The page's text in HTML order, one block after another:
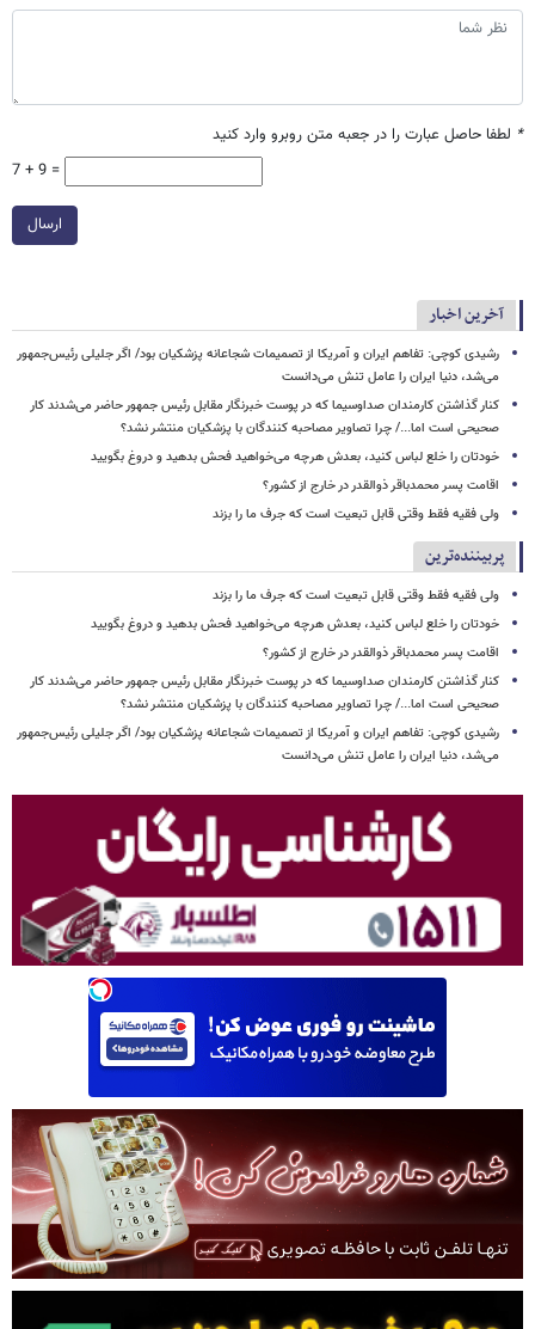
* لطفا حاصل عبارت را در جعبه متن روبرو وارد کنید
7 + 9 =
ارسال
آخرین اخبار
رشیدی کوچی: تفاهم ایران و آمریکا از تصمیمات شجاعانه پزشکیان بود/ اگر جلیلی رئیس‌جمهور
می‌شد، دنیا ایران را عامل تنش می‌دانست
کنار گذاشتن کارمندان صداوسیما که در پوست خبرنگار مقابل رئیس جمهور حاضر می‌شدند کار
صحیحی است اما.../ چرا تصاویر مصاحبه کنندگان با پزشکیان منتشر نشد؟
خودتان را خلع لباس کنید، بعدش هرچه می‌خواهید فحش بدهید و دروغ بگویید
اقامت پسر محمدباقر ذوالقدر در خارج از کشور؟
ولی فقیه فقط وقتی قابل تبعیت است که جرف ما را بزند
پربیننده‌ترین
ولی فقیه فقط وقتی قابل تبعیت است که جرف ما را بزند
خودتان را خلع لباس کنید، بعدش هرچه می‌خواهید فحش بدهید و دروغ بگویید
اقامت پسر محمدباقر ذوالقدر در خارج از کشور؟
کنار گذاشتن کارمندان صداوسیما که در پوست خبرنگار مقابل رئیس جمهور حاضر می‌شدند کار
صحیحی است اما.../ چرا تصاویر مصاحبه کنندگان با پزشکیان منتشر نشد؟
رشیدی کوچی: تفاهم ایران و آمریکا از تصمیمات شجاعانه پزشکیان بود/ اگر جلیلی رئیس‌جمهور
می‌شد، دنیا ایران را عامل تنش می‌دانست